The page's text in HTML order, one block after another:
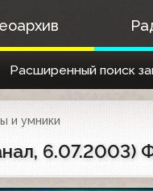
Расширенный поиск
и умники
6.07.2003)